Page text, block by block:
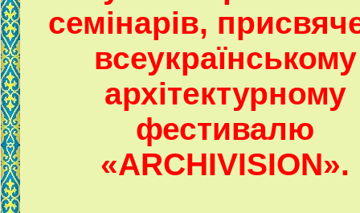
семінарів,
всеукраїнському
архітектурному
фестивалю
«ARCHIVISION».